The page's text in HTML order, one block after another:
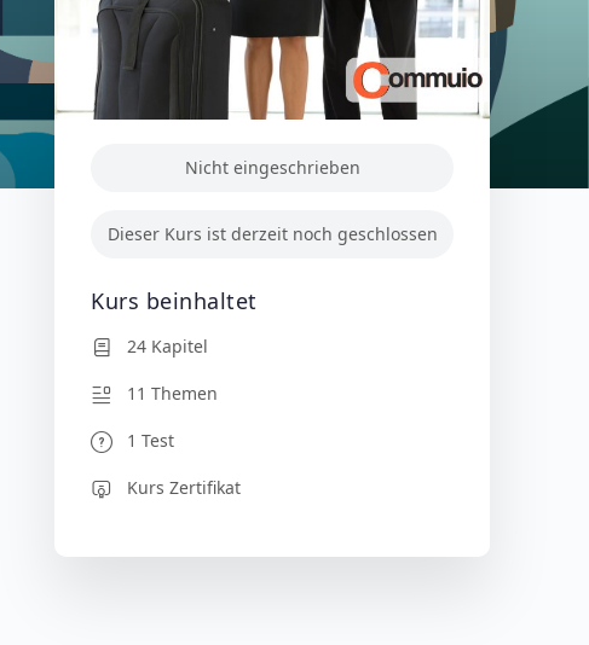
Nicht eingeschrieben
Dieser Kurs ist derzeit noch geschlossen
Kurs beinhaltet
24 Kapitel
11 Themen
1 Test
Kurs Zertifikat